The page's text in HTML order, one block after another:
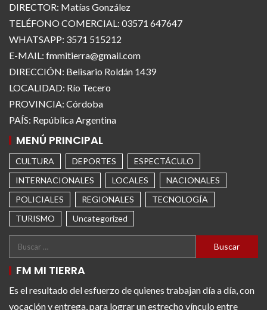
DIRECTOR: Matías González
TELÉFONO COMERCIAL: 03571 647647
WHATSAPP: 3571 515212
E-MAIL: fmmitierra@gmail.com
DIRECCIÓN: Belisario Roldán 1439
LOCALIDAD: Río Tecero
PROVINCIA: Córdoba
PAÍS: República Argentina
MENÚ PRINCIPAL
CULTURA DEPORTES
ESPECTÁCULO
INTERNACIONALES
LOCALES
NACIONALES
POLICIALES
REGIONALES
TECNOLOGÍA
TURISMO
Uncategorized
FM MI TIERRA
Es el resultado del esfuerzo de quienes trabajan día a día, con
vocación y entrega, para lograr un estrecho vínculo entre